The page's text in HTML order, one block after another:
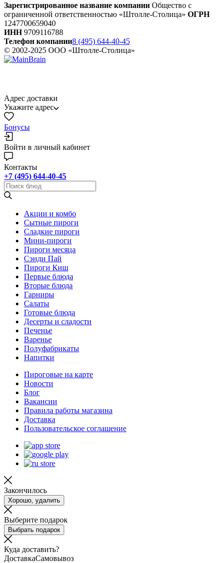
Зарегистрированное название компании Общество с
ограниченной ответственностью «Штолле-Столица» ОГРН
1247700659040
ИНН9709116788
Телефон компании8 (495) 644-40-45
© 2002-2025 ООО «Штолле-Столица»
Адрес доставки
Укажите адрес
Бонусы
Войти в личный кабинет
Контакты
+7 (495) 644-40-45
Акции и комбо
Cытные пироги
Сладкие пироги
Мини-пироги
Пироги месяца
Сэнди Пай
Пироги Киш
Первые блюда
Вторые блюда
Гарниры
Салаты
Готовые блюда
Десерты и сладости
Печенье
Варенье
Полуфабрикаты
Напитки
Пироговые на карте
Новости
Блог
Вакансии
Правила работы магазина
Доставка
Пользовательское соглашение
Закончилось
Хорошо, удалить
Выберите подарок
Выбрать подарок
Куда доставить?
ДоставкаСамовывоз